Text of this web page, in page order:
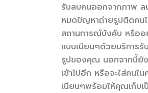
รับลบคนออกจากภาพ ล
หมดปัญหาถ่ายรูปติดคนไ
สถานการณ์บังคับ หรือ
แบบเนียนๆด้วยบริการ
รูปของคุณ นอกจากนี้ยัง
เข้าไปอีก หรือจะใส่คน
เนียนๆพร้อมให้คุณเก็บ